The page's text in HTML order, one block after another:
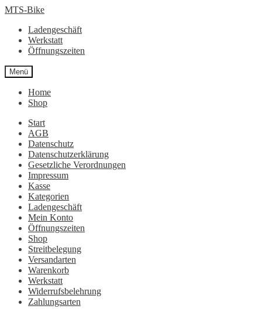
Zur
springen
Zum
springen
MTS-Bike
Ladengeschäft
Werkstatt
Öffnungszeiten
Menü
Home
Shop
Start
AGB
Datenschutz
Datenschutzerklärung
Gesetzliche Verordnungen
Impressum
Kasse
Kategorien
Ladengeschäft
Mein Konto
Öffnungszeiten
Shop
Streitbelegung
Versandarten
Warenkorb
Werkstatt
Widerrufsbelehrung
Zahlungsarten